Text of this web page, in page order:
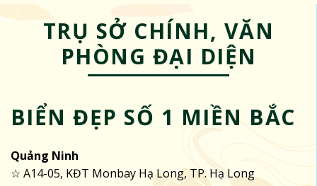
TRỤ SỞ CHÍNH, VĂN
PHÒNG ĐẠI DIỆN
BIỂN ĐẸP SỐ 1 MIỀN BẮC
Quảng Ninh
☆ A14-05, KĐT Monbay Hạ Long, TP. Hạ Long